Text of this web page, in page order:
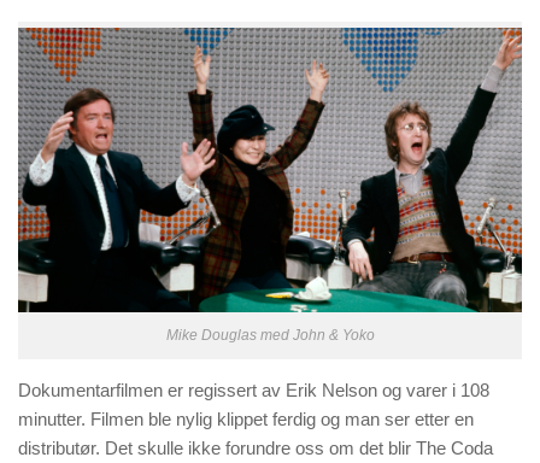
Mike Douglas med John & Yoko
Dokumentarfilmen er regissert av Erik Nelson og varer i 108
minutter. Filmen ble nylig klippet ferdig og man ser etter en
distributør. Det skulle ikke forundre oss om det blir The Coda